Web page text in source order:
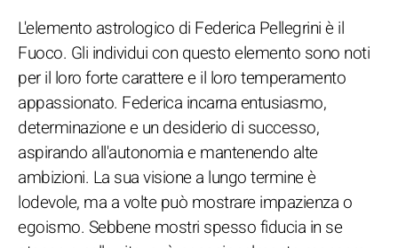
L'elemento astrologico di Federica Pellegrini è il
Fuoco. Gli individui con questo elemento sono noti
per il loro forte carattere e il loro temperamento
appassionato. Federica incarna entusiasmo,
determinazione e un desiderio di successo,
aspirando all'autonomia e mantenendo alte
ambizioni. La sua visione a lungo termine è
lodevole, ma a volte può mostrare impazienza o
egoismo. Sebbene mostri spesso fiducia in se